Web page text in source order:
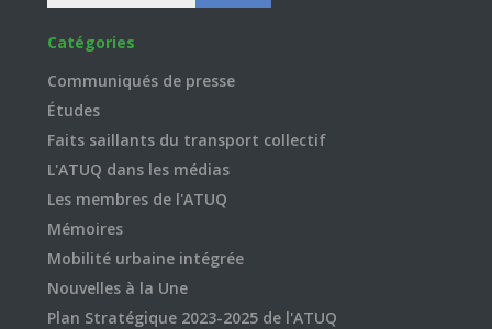
Catégories
Communiqués de presse
Études
Faits saillants du transport collectif
L'ATUQ dans les médias
Les membres de l'ATUQ
Mémoires
Mobilité urbaine intégrée
Nouvelles à la Une
Plan Stratégique 2023-2025 de l'ATUQ